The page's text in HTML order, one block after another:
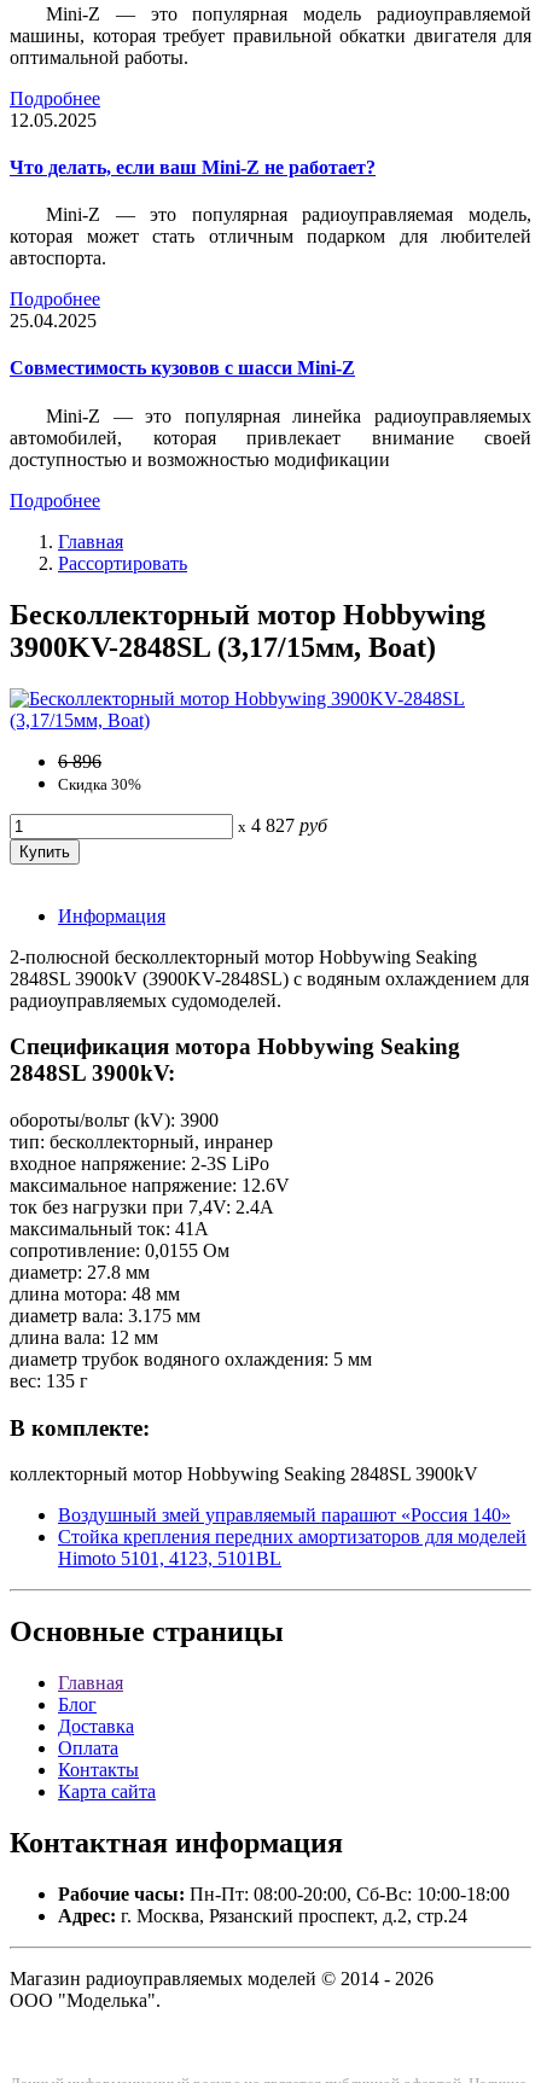
Mini-Z — это популярная модель радиоуправляемой
машины, которая требует правильной обкатки двигателя для
оптимальной работы.
Подробнее
12.05.2025
Что делать, если ваш Mini-Z не работает?
Mini-Z — это популярная радиоуправляемая модель,
которая может стать отличным подарком для любителей
автоспорта.
Подробнее
25.04.2025
Совместимость кузовов с шасси Mini-Z
Mini-Z — это популярная линейка радиоуправляемых
автомобилей, которая привлекает внимание своей
доступностью и возможностью модификации
Подробнее
Главная
Рассортировать
Бесколлекторный мотор Hobbywing
3900KV-2848SL (3,17/15мм, Boat)
6 896
Скидка 30%
x 4 827 руб
Информация
2-полюсной бесколлекторный мотор Hobbywing Seaking
2848SL 3900kV (3900KV-2848SL) с водяным охлаждением для
радиоуправляемых судомоделей.
Спецификация мотора Hobbywing Seaking
2848SL 3900kV:
обороты/вольт (kV): 3900
тип: бесколлекторный, инранер
входное напряжение: 2-3S LiPo
максимальное напряжение: 12.6V
ток без нагрузки при 7,4V: 2.4А
максимальный ток: 41А
сопротивление: 0,0155 Ом
диаметр: 27.8 мм
длина мотора: 48 мм
диаметр вала: 3.175 мм
длина вала: 12 мм
диаметр трубок водяного охлаждения: 5 мм
вес: 135 г
В комплекте:
коллекторный мотор Hobbywing Seaking 2848SL 3900kV
Воздушный змей управляемый парашют «Россия 140»
Стойка крепления передних амортизаторов для моделей
Himoto 5101, 4123, 5101BL
Основные страницы
Главная
Блог
Доставка
Оплата
Контакты
Карта сайта
Контактная информация
Рабочие часы: Пн-Пт: 08:00-20:00, Сб-Вс: 10:00-18:00
Адрес: г. Москва, Рязанский проспект, д.2, стр.24
Магазин радиоуправляемых моделей © 2014 - 2026
ООО "Моделька".